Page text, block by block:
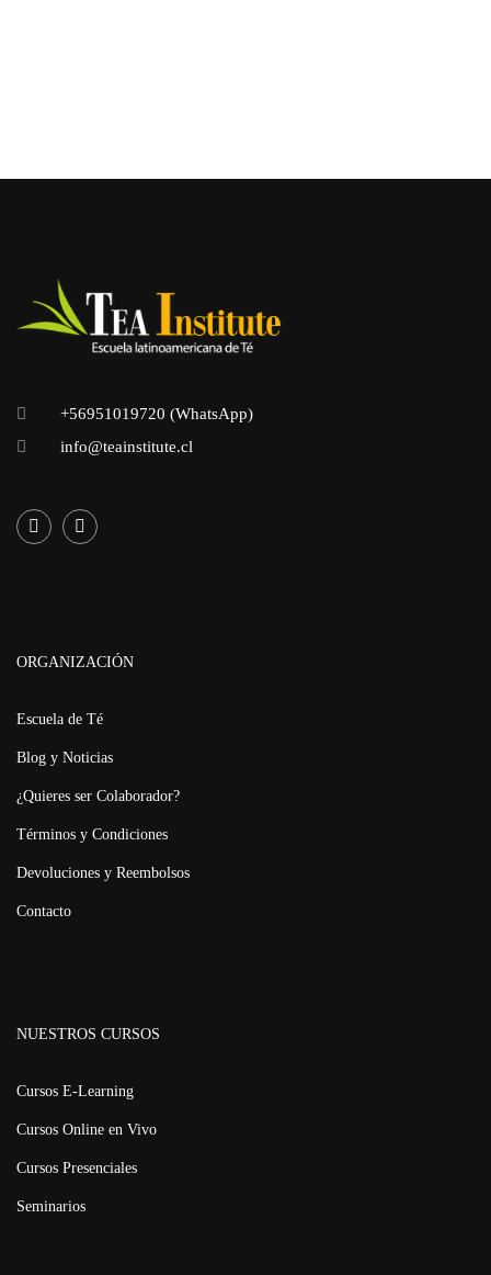
+56951019720 (WhatsApp)
info@teainstitute.cl
ORGANIZACIÓN
Escuela de Té
Blog y Noticias
¿Quieres ser Colaborador?
Términos y Condiciones
Devoluciones y Reembolsos
Contacto
NUESTROS CURSOS
Cursos E-Learning
Cursos Online en Vivo
Cursos Presenciales
Seminarios